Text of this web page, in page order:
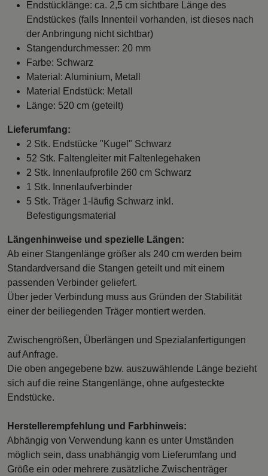
Endstücklänge: ca. 2,5 cm sichtbare Länge des
Endstückes (falls Innenteil vorhanden, ist dieses nach
der Anbringung nicht sichtbar)
Stangendurchmesser: 20 mm
Farbe: Schwarz
Material: Aluminium, Metall
Material Endstück: Metall
Länge: 520 cm (geteilt)
Lieferumfang:
2 Stk. Endstücke "Kugel" Schwarz
52 Stk. Faltengleiter mit Faltenlegehaken
2 Stk. Innenlaufprofile 260 cm Schwarz
1 Stk. Innenlaufverbinder
5 Stk. Träger 1-läufig Schwarz inkl.
Befestigungsmaterial
Längenhinweise und spezielle Längen:
Ab einer Stangenlänge größer als 240 cm werden beim
Standardversand die Stangen geteilt und mit einem
passenden Verbinder geliefert.
Über jeder Verbindung muss aus Gründen der Stabilität
einer der beiliegenden Träger montiert werden.
Zwischengrößen, Überlängen und Spezialanfertigungen
auf Anfrage.
Die oben angegebene bzw. auszuwählende Länge bezieht
sich auf die reine Stangenlänge, ohne aufgesteckte
Endstücke.
Herstellerempfehlung und Farbhinweis:
Abhängig von Verwendung kann es unter Umständen
möglich sein, dass unabhängig vom Lieferumfang und
Größe ein oder mehrere zusätzliche Zwischenträger